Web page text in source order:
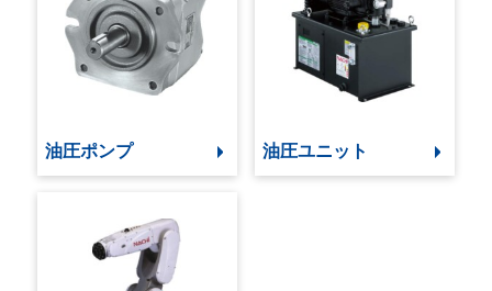
油圧ポンプ 油圧ユニット